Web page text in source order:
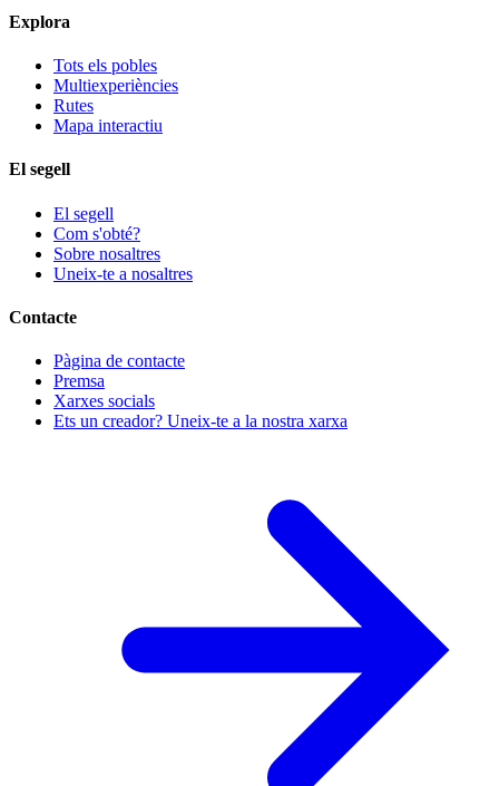
Explora
Tots els pobles
Multiexperiències
Rutes
Mapa interactiu
El segell
El segell
Com s'obté?
Sobre nosaltres
Uneix-te a nosaltres
Contacte
Pàgina de contacte
Premsa
Xarxes socials
Ets un creador? Uneix-te a la nostra xarxa